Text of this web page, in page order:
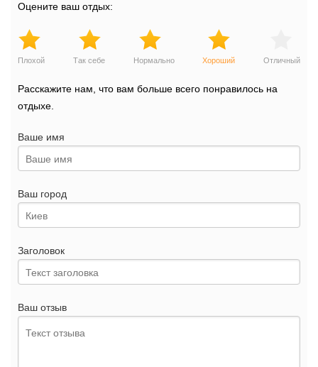
Оцените ваш отдых:
Плохой Так себе Нормально Хороший Отличный
Расскажите нам, что вам больше всего понравилось на
отдыхе.
Ваше имя
Ваш город
Заголовок
Ваш отзыв